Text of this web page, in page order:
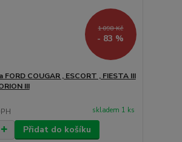
1 098 Kč
- 83 %
COUGAR , ESCORT , FIESTA III
III
skladem 1 ks
Přidat do košíku